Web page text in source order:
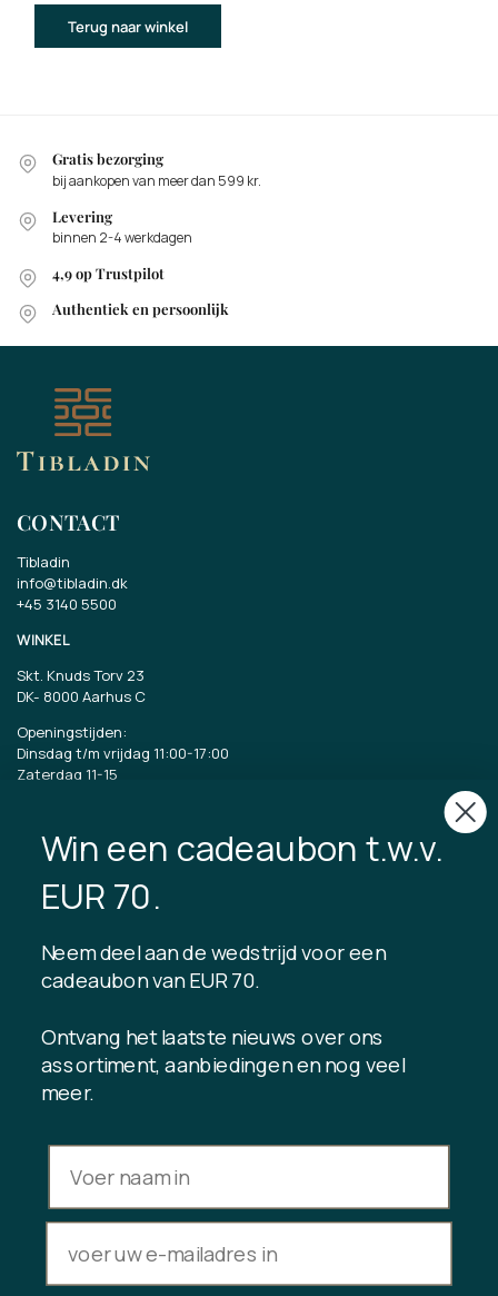
Terug naar winkel
Gratis bezorging
bij aankopen van meer dan 599 kr.
Levering
binnen 2-4 werkdagen
4,9 op Trustpilot
Authentiek en persoonlijk
CONTACT
Tibladin
info@tibladin.dk
+45 3140 5500
WINKEL
Skt. Knuds Torv 23
DK- 8000 Aarhus C
Openingstijden:
Dinsdag t/m vrijdag 11:00-17:00
Zaterdag 11-15
TIBLADIN
Over Tibladin
Duurzame productie
Klantenclub registreren
Neem contact met ons op
INFORMATIE
Privacybeleid
Win een cadeaubon t.w.v.
EUR 70.
Neem deel aan de wedstrijd voor een
cadeaubon van EUR 70.
Ontvang het laatste nieuws over ons
assortiment, aanbiedingen en nog veel
meer.